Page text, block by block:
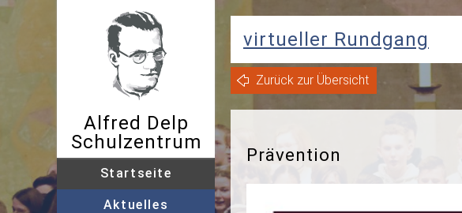
Alfred Delp
Schulzentrum
Startseite
Aktuelles Archiv
virtueller Rundgang
Zurück zur Übersicht
Prävention